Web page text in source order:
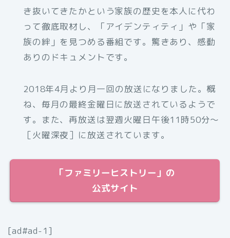
き抜いてきたかという家族の歴史を本人に代わ
って徹底取材し、「アイデンティティ」や「家
族の絆」を見つめる番組です。驚きあり、感動
ありのドキュメントです。
2018年4月より月一回の放送になりました。概
ね、毎月の最終金曜日に放送されているようで
す。また、再放送は翌週火曜日午後11時50分〜
［火曜深夜］に放送されています。
「ファミリーヒストリー」の
公式サイト
[ad#ad-1]